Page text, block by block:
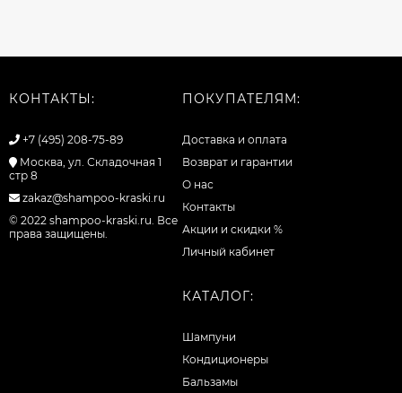
КОНТАКТЫ:
+7 (495) 208-75-89
Москва, ул. Складочная 1
стр 8
zakaz@shampoo-kraski.ru
© 2022 shampoo-kraski.ru. Все
права защищены.
ПОКУПАТЕЛЯМ:
Доставка и оплата
Возврат и гарантии
О нас
Контакты
Акции и скидки %
Личный кабинет
КАТАЛОГ:
Шампуни
Кондиционеры
Бальзамы